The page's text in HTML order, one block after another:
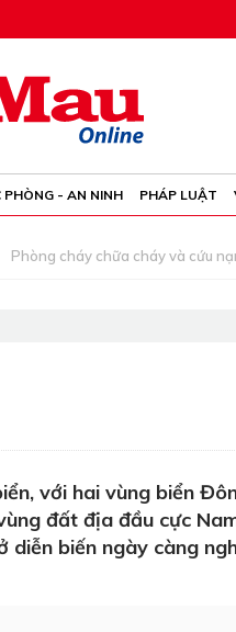
PHÒNG - AN NINH PHÁP LUẬT
Phòng cháy chữa cháy và cứu
với hai vùng biển
đất địa đầu cực
biến ngày càng